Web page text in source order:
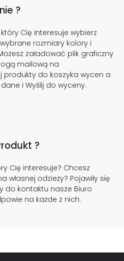
?
Cię interesuje wybierz
rozmiary kolory i
załadować plik graficzny
mailową na
produkty do koszyka wycen a
i Wyślij do wyceny.
?
Cię interesuje? Chcesz
własnej odzieży? Pojawiły się
do kontaktu nasze Biuro
na każde z nich.